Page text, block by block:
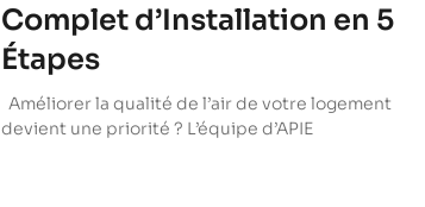
Complet d’Installation en 5
Étapes
Améliorer la qualité de l’air de votre logement
devient une priorité ? L’équipe d’APIE